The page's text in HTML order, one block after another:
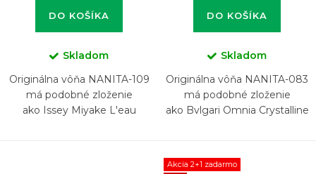
DO KOŠÍKA
Skladom
Originálna vôňa NANITA-109
má podobné zloženie
ako Issey Miyake L'eau
DO KOŠÍKA
Skladom
Originálna vôňa NANITA-083
má podobné zloženie
ako Bvlgari Omnia Crystalline
Akcia 2+1 zadarmo